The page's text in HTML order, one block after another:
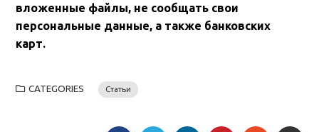
вложенные файлы, не сообщать свои
персональные данные, а также банковских
карт.
CATEGORIES Статьи